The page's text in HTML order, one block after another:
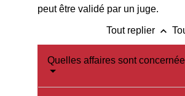
peut être validé par un juge.
Tout replier keyboard_arrow_up
Quelles affaires sont